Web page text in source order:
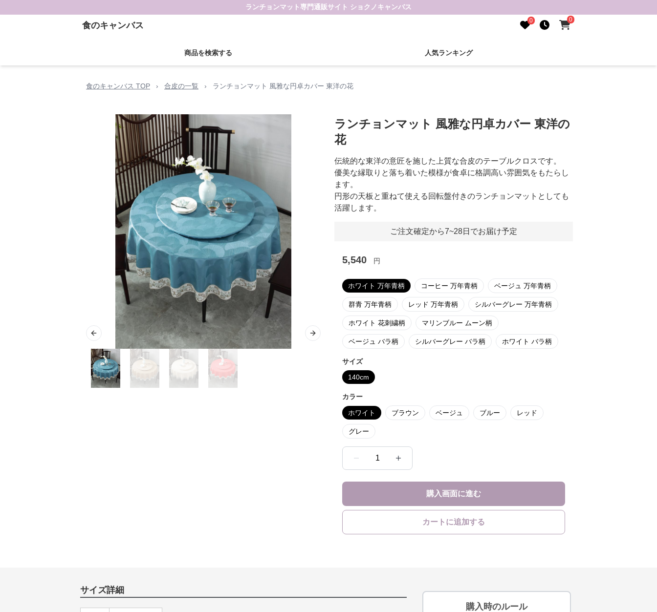
ランチョンマット専門通販サイト ショクノキャンバス
食のキャンバス 0 0
商品を検索する 人気ランキング
食のキャンバス TOP › 合皮の一覧 › ランチョンマット 風雅な円卓カバー 東洋の花
Previous slide Next slide
ランチョンマット 風雅な円卓カバー 東洋の
花
伝統的な東洋の意匠を施した上質な合皮のテーブルクロスです。
優美な縁取りと落ち着いた模様が食卓に格調高い雰囲気をもたらし
ます。
円形の天板と重ねて使える回転盤付きのランチョンマットとしても
活躍します。
ご注文確定から7~28日でお届け予定
5,540 円
ホワイト 万年青柄 コーヒー 万年青柄 ベージュ 万年青柄
群青 万年青柄 レッド 万年青柄 シルバーグレー 万年青柄
ホワイト 花刺繍柄 マリンブルー ムーン柄
ベージュ バラ柄 シルバーグレー バラ柄 ホワイト バラ柄
サイズ
140cm
カラー
ホワイト ブラウン ベージュ ブルー レッド
グレー
1
購入画面に進む
カートに追加する
サイズ詳細
購入時のルール